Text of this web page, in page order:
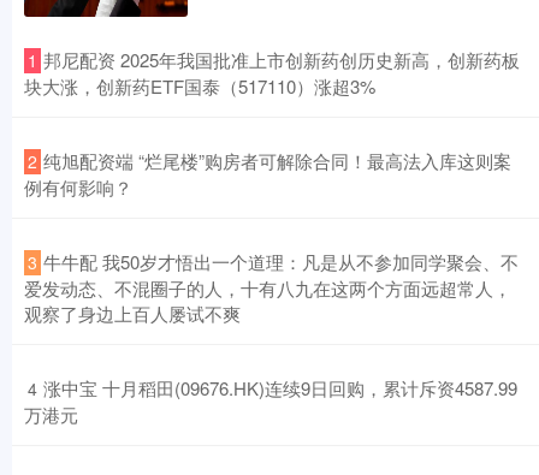
1 ​邦尼配资 2025年我国批准上市创新药创历史新高，创新药板
块大涨，创新药ETF国泰（517110）涨超3%
2 ​纯旭配资端 “烂尾楼”购房者可解除合同！最高法入库这则案
例有何影响？
3 ​牛牛配 我50岁才悟出一个道理：凡是从不参加同学聚会、不
爱发动态、不混圈子的人，十有八九在这两个方面远超常人，
观察了身边上百人屡试不爽
4 ​涨中宝 十月稻田(09676.HK)连续9日回购，累计斥资4587.99
万港元